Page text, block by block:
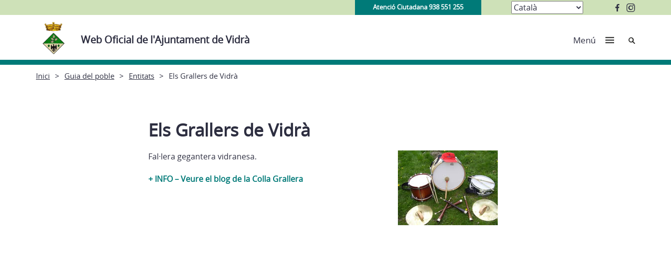
Atenció Ciutadana 938 551 255
Web Oficial de l'Ajuntament de Vidrà Menú Cerca
Inici Guia del poble Entitats Els Grallers de Vidrà
Els Grallers de Vidrà
Fal·lera gegantera vidranesa.
+ INFO – Veure el blog de la Colla Grallera